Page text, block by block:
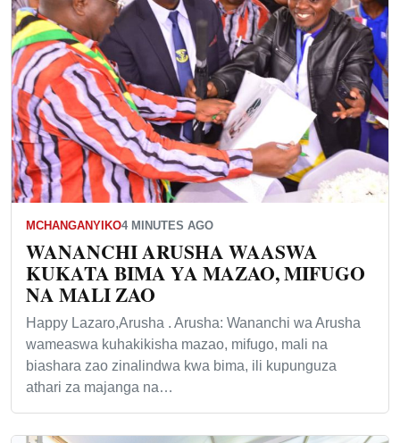
MCHANGANYIKO4 MINUTES AGO
WANANCHI ARUSHA WAASWA
KUKATA BIMA YA MAZAO, MIFUGO
NA MALI ZAO
Happy Lazaro,Arusha . Arusha: Wananchi wa Arusha
wameaswa kuhakikisha mazao, mifugo, mali na
biashara zao zinalindwa kwa bima, ili kupunguza
athari za majanga na…